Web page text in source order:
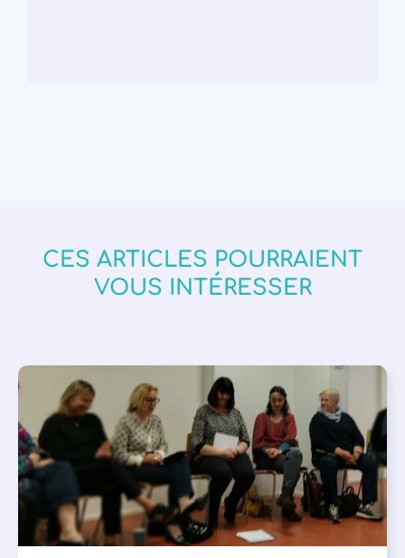
CES ARTICLES POURRAIENT
VOUS INTÉRESSER
APPEL À SOUTIEN , VIE DE L'ASSOCIATION